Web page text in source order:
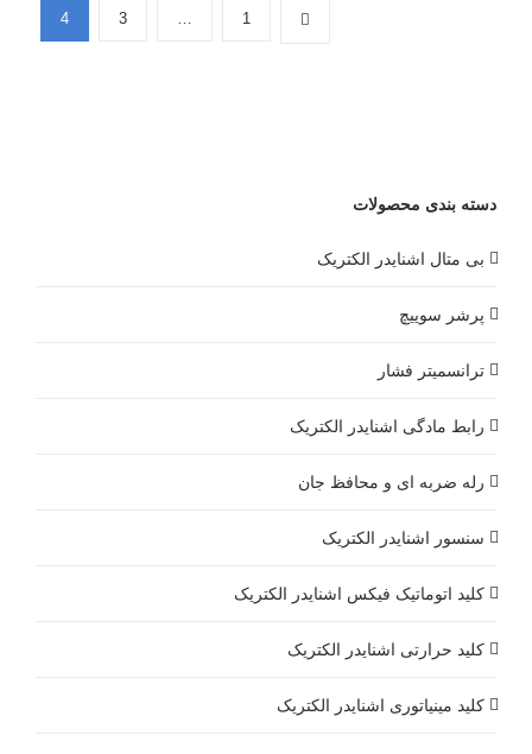
1
…
3
4
دسته بندی محصولات
بی متال اشنایدر الکتریک
پرشر سوییچ
ترانسمیتر فشار
رابط مادگی اشنایدر الکتریک
رله ضربه ای و محافظ جان
سنسور اشنایدر الکتریک
کلید اتوماتیک فیکس اشنایدر الکتریک
کلید حرارتی اشنایدر الکتریک
کلید مينياتوری اشنایدر الکتریک